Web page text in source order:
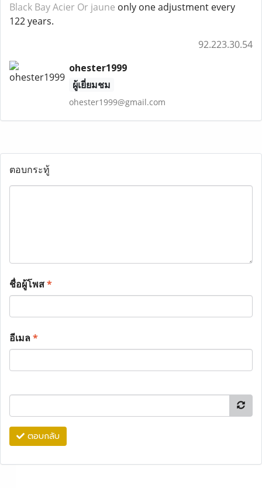
Black Bay Acier Or jaune only one adjustment every
122 years.
92.223.30.54
ohester1999
ผู้เยี่ยมชม
ohester1999@gmail.com
ตอบกระทู้
ชื่อผู้โพส*
อีเมล*
ตอบกลับ